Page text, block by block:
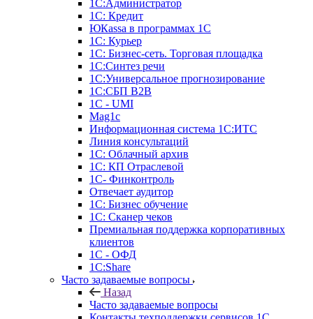
1С:Администратор
1С: Кредит
ЮКаssа в программах 1С
1С: Курьер
1С: Бизнес-сеть. Торговая площадка
1С:Синтез речи
1С:Универсальное прогнозирование
1С:СБП B2B
1C - UMI
Mag1c
Информационная система 1С:ИТС
Линия консультаций
1С: Облачный архив
1С: КП Отраслевой
1С- Финконтроль
Отвечает аудитор
1С: Бизнес обучение
1С: Сканер чеков
Премиальная поддержка корпоративных
клиентов
1С - ОФД
1С:Share
Часто задаваемые вопросы
Назад
Часто задаваемые вопросы